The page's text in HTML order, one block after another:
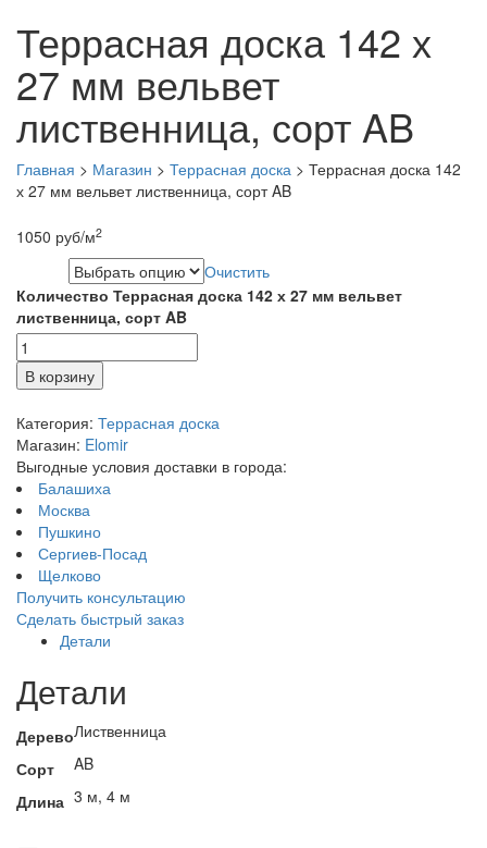
Террасная доска 142 х
27 мм вельвет
лиственница, сорт AB
Главная > Магазин > Террасная доска > Террасная доска 142
х 27 мм вельвет лиственница, сорт AB
1050 руб/м2
Очистить
Количество Террасная доска 142 х 27 мм вельвет
лиственница, сорт AB
В корзину
Категория: Террасная доска
Магазин: Elomir
Выгодные условия доставки в города:
Балашиха
Москва
Пушкино
Сергиев-Посад
Щелково
Получить консультацию
Сделать быстрый заказ
Детали
Детали
ДеревоЛиственница
Сорт
AB
Длина 3 м, 4 м